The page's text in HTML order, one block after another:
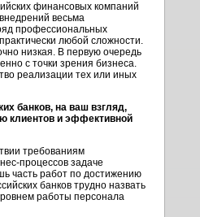
финансовых компаний
весьма
профессиональных
любой сложности.
низкая. В первую очередь
с точки зрения бизнеса.
реализации тех или иных
банков, на ваш взгляд,
клиентов и эффективной
требованиям
процессов задаче
часть работ по достижению
банков трудно назвать
работы персонала